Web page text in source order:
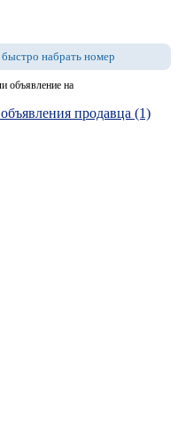
набрать номер
объявление на
продавца (1)